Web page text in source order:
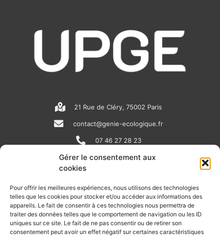
Gérer le consentement aux
cookies
Pour offrir les meilleures expériences, nous utilisons des technologies
telles que les cookies pour stocker et/ou accéder aux informations des
appareils. Le fait de consentir à ces technologies nous permettra de
traiter des données telles que le comportement de navigation ou les ID
uniques sur ce site. Le fait de ne pas consentir ou de retirer son
consentement peut avoir un effet négatif sur certaines caractéristiques
21 Rue de Cléry, 75002 Paris
contact@genie-ecologique.fr
07 46 27 28 23
N
e
w
s
p
i
n
k
e
o
u
t
u
RECEVOIR L'ACTU DE LA FILIÈRE
Retrouvez tous les mois les articles terrain de nos adhérents, les